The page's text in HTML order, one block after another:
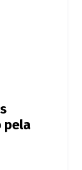
pela